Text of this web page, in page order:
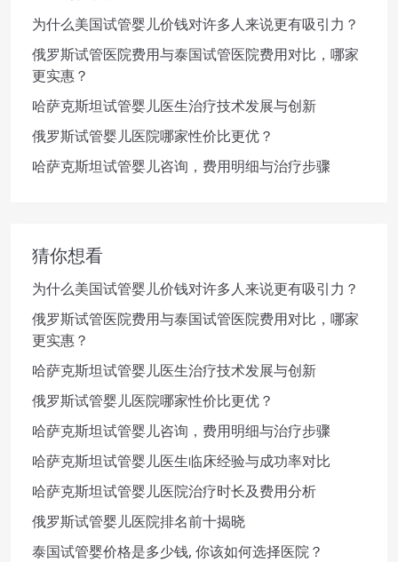
为什么美国试管婴儿价钱对许多人来说更有吸引力？
俄罗斯试管医院费用与泰国试管医院费用对比，哪家
更实惠？
哈萨克斯坦试管婴儿医生治疗技术发展与创新
俄罗斯试管婴儿医院哪家性价比更优？
哈萨克斯坦试管婴儿咨询，费用明细与治疗步骤
猜你想看
为什么美国试管婴儿价钱对许多人来说更有吸引力？
俄罗斯试管医院费用与泰国试管医院费用对比，哪家
更实惠？
哈萨克斯坦试管婴儿医生治疗技术发展与创新
俄罗斯试管婴儿医院哪家性价比更优？
哈萨克斯坦试管婴儿咨询，费用明细与治疗步骤
哈萨克斯坦试管婴儿医生临床经验与成功率对比
哈萨克斯坦试管婴儿医院治疗时长及费用分析
俄罗斯试管婴儿医院排名前十揭晓
泰国试管婴价格是多少钱, 你该如何选择医院？